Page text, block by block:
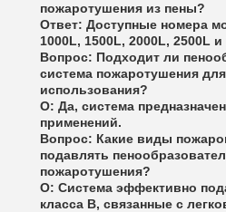
пожаротушения из пены?
Ответ: Доступные номера
1000L, 1500L, 2000L, 2500L и
Вопрос: Подходит ли
система пожаротушения
использования?
О: Да, система
применений.
Вопрос: Какие виды
подавлять
пожаротушения?
О: Система эффективно
класса B, связанные с